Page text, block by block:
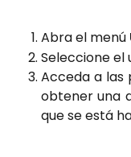
Abra el menú
Seleccione el
Acceda a las
obtener una
que se está